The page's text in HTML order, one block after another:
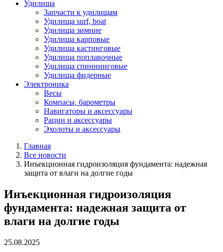
Удилища
Запчасти к удилищам
Удилища surf, boat
Удилища зимние
Удилища карповые
Удилища кастинговые
Удилища поплавочные
Удилища спиннинговые
Удилища фидерные
Электроника
Весы
Компасы, барометры
Навигаторы и аксессуары
Рации и аксессуары
Эхолоты и аксессуары
Главная
Все новости
Инъекционная гидроизоляция фундамента: надежная
защита от влаги на долгие годы
Инъекционная гидроизоляция
фундамента: надежная защита от
влаги на долгие годы
25.08.2025